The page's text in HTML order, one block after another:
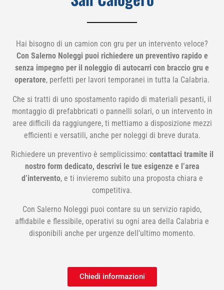
Hai bisogno di un camion con gru per un intervento veloce?
Con Salerno Noleggi puoi richiedere un preventivo rapido e
senza impegno per il noleggio di autocarri con braccio gru e
operatore, perfetti per lavori temporanei in tutta la Calabria.
Che si tratti di uno spostamento rapido di materiali pesanti, il
montaggio di prefabbricati o pannelli solari, o un intervento in
aree difficili da raggiungere, ti mettiamo a disposizione mezzi
efficienti e versatili, anche per noleggi di breve durata.
Richiedere un preventivo è semplicissimo: contattaci tramite il
nostro form dedicato, descrivi le tue esigenze e l’area
d’intervento, e ti invieremo subito una proposta chiara e
competitiva.
Con Salerno Noleggi puoi contare su un servizio rapido,
affidabile e flessibile, operativi su ogni area della Calabria e
disponibili anche per urgenze dell’ultimo momento.
Chiedi informazioni